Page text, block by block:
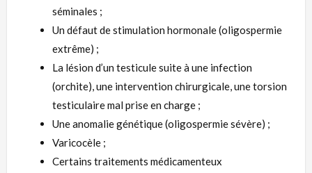
séminales ;
Un défaut de stimulation hormonale (oligospermie
extrême) ;
La lésion d’un testicule suite à une infection
(orchite), une intervention chirurgicale, une torsion
testiculaire mal prise en charge ;
Une anomalie génétique (oligospermie sévère) ;
Varicocèle ;
Certains traitements médicamenteux